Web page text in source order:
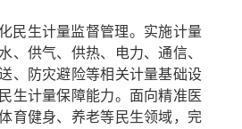
民生计量监督管理。 实施计量
、供气、供热、电力、通信、
、防灾避险等相关计量基础设
生计量保障能力。面向精准医
育健身、养老等民生领域，完